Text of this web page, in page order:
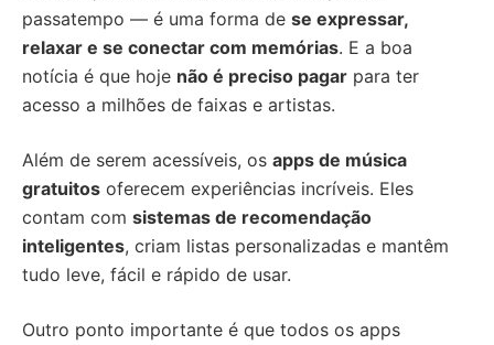
passatempo — é uma forma de se expressar,
relaxar e se conectar com memórias. E a boa
notícia é que hoje não é preciso pagar para ter
acesso a milhões de faixas e artistas.
Além de serem acessíveis, os apps de música
gratuitos oferecem experiências incríveis. Eles
contam com sistemas de recomendação
inteligentes, criam listas personalizadas e mantêm
tudo leve, fácil e rápido de usar.
Outro ponto importante é que todos os apps